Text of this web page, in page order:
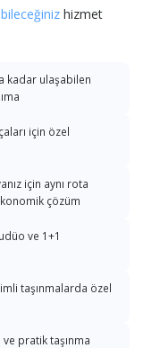
hizmet
kadar ulaşabilen
için özel
için aynı rota
çözüm
ve 1+1
taşınmalarda özel
ve pratik taşınma